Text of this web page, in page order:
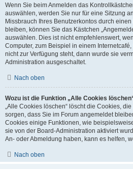
Wenn Sie beim Anmelden das
auswählen, werden Sie nur für eine Sitzung
Missbrauch Ihres Benutzerkontos durch
bleiben, können Sie das Kästchen
auswählen. Dies ist nicht empfehlenswert,
Computer, zum Beispiel in einem
nicht zur Verfügung steht, dann wurde sie
Administration ausgeschaltet.
Nach oben
Wozu ist die Funktion „Alle Cookies
„Alle Cookies löschen“ löscht die Cookies,
sorgen, dass Sie im Forum angemeldet
Cookies einige Funktionen, wie
sie von der Board-Administration aktiviert
An- oder Abmeldung haben, kann es helfen,
Nach oben